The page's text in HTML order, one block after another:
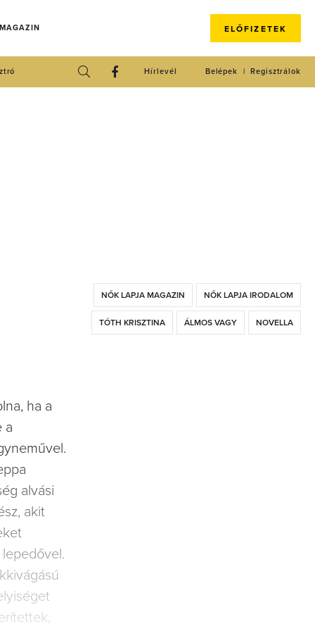
ELŐFIZETEK
Regisztrálok
Belépek
Hírlevél
NŐK LAPJA MAGAZIN NŐK LAPJA IRODALOM
TÓTH KRISZTINA ÁLMOS VAGY NOVELLA
ha a
a
alvási
akit